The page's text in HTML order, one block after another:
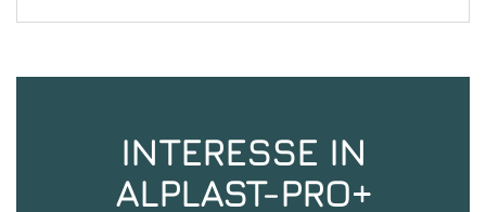
INTERESSE IN
ALPLAST-PRO+